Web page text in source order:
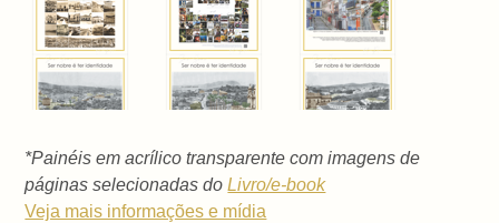
*Painéis em acrílico transparente com imagens de
páginas selecionadas doLivro/e-book
Veja mais informações e mídia